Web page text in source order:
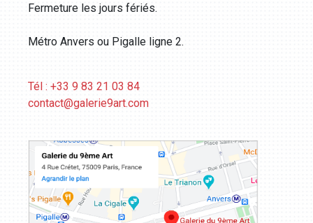
Fermeture les jours fériés.
Métro Anvers ou Pigalle ligne 2.
Tél : +33 9 83 21 03 84
contact@galerie9art.com